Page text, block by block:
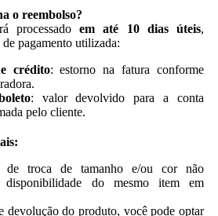
o reembolso?
processado em até 10 dias úteis,
pagamento utilizada:
crédito: estorno na fatura conforme
: valor devolvido para a conta
pelo cliente.
de troca de tamanho e/ou cor não
disponibilidade do mesmo item em
devolução do produto, você pode optar